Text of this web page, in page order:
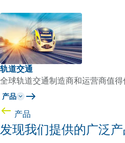
轨道交通
全球轨道交通制造商和运营商值
产品
产品
发现我们提供的广泛